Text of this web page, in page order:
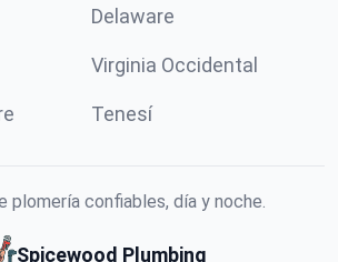
Delaware
Virginia Occidental
Tenesí
plomería confiables, día y noche.
Spicewood Plumbing